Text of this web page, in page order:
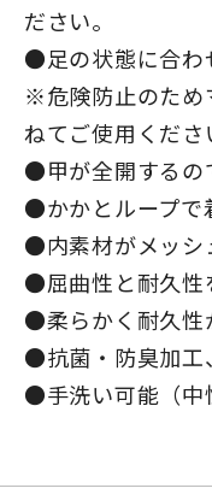
ださい。
●足の状態に合わ
※危険防止のため
ねてご使用くださ
●甲が全開するの
●かかとループで
●内素材がメッシ
●屈曲性と耐久性
●柔らかく耐久性
●抗菌・防臭加工
●手洗い可能（中